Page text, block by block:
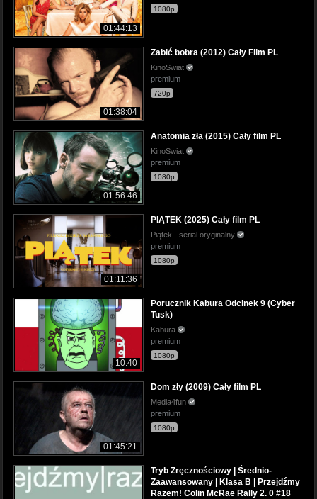
01:44:13
1080p
01:38:04
Zabić bobra (2012) Cały Film PL
KinoSwiat
premium
720p
01:56:46
Anatomia zła (2015) Cały film PL
KinoSwiat
premium
1080p
01:11:36
PIĄTEK (2025) Cały film PL
Piątek - serial oryginalny
premium
1080p
10:40
Porucznik Kabura Odcinek 9 (Cyber
Tusk)
Kabura
premium
1080p
01:45:21
Dom zły (2009) Cały film PL
Media4fun
premium
1080p
Tryb Zręcznościowy | Średnio-
Zaawansowany | Klasa B | Przejdźmy
Razem! Colin McRae Rally 2. 0 #18